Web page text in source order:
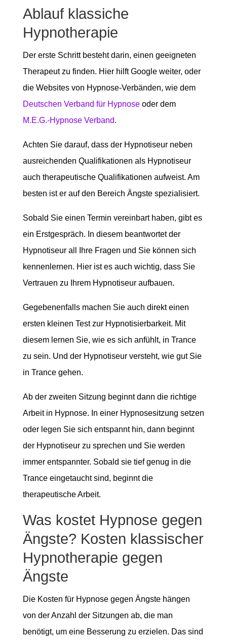
Ablauf klassiche
Hypnotherapie
Der erste Schritt besteht darin, einen geeigneten
Therapeut zu finden. Hier hilft Google weiter, oder
die Websites von Hypnose-Verbänden, wie dem
Deutschen Verband für Hypnoseoder dem
M.E.G.-Hypnose Verband.
Achten Sie darauf, dass der Hypnotiseur neben
ausreichenden Qualifikationen als Hypnotiseur
auch therapeutische Qualifikationen aufweist. Am
besten ist er auf den Bereich Ängste spezialisiert.
Sobald Sie einen Termin vereinbart haben, gibt es
ein Erstgespräch. In diesem beantwortet der
Hypnotiseur all Ihre Fragen und Sie können sich
kennenlernen. Hier ist es auch wichtig, dass Sie
Vertrauen zu Ihrem Hypnotiseur aufbauen.
Gegebenenfalls machen Sie auch direkt einen
ersten kleinen Test zur Hypnotisierbarkeit. Mit
diesem lernen Sie, wie es sich anfühlt, in Trance
zu sein. Und der Hypnotiseur versteht, wie gut Sie
in Trance gehen.
Ab der zweiten Sitzung beginnt dann die richtige
Arbeit in Hypnose. In einer Hypnosesitzung setzen
oder legen Sie sich entspannt hin, dann beginnt
der Hypnotiseur zu sprechen und Sie werden
immer entspannter. Sobald sie tief genug in die
Trance eingetaucht sind, beginnt die
therapeutische Arbeit.
Was kostet Hypnose gegen
Ängste? Kosten klassischer
Hypnotherapie gegen
Ängste
Die Kosten für Hypnose gegen Ängste hängen
von der Anzahl der Sitzungen ab, die man
benötigt, um eine Besserung zu erzielen. Das sind